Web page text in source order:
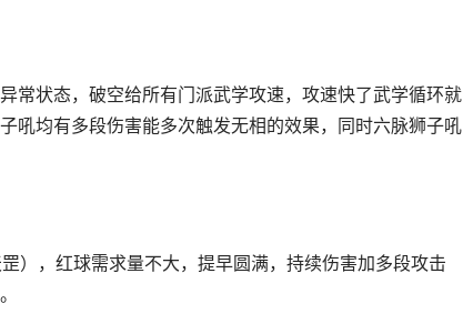
常状态，破空给所有门派武学攻速，攻速快了武学循环就
吼均有多段伤害能多次触发无相的效果，同时六脉狮子吼
），红球需求量不大，提早圆满，持续伤害加多段攻击